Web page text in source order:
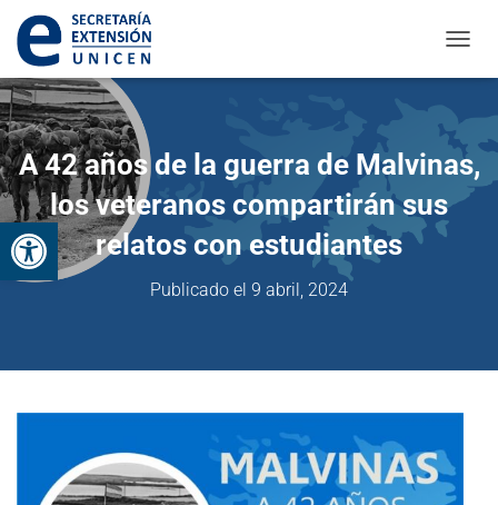
Abrir barra de herramientas
A 42 años de la guerra de Malvinas,
los veteranos compartirán sus
relatos con estudiantes
Publicado el 9 abril, 2024